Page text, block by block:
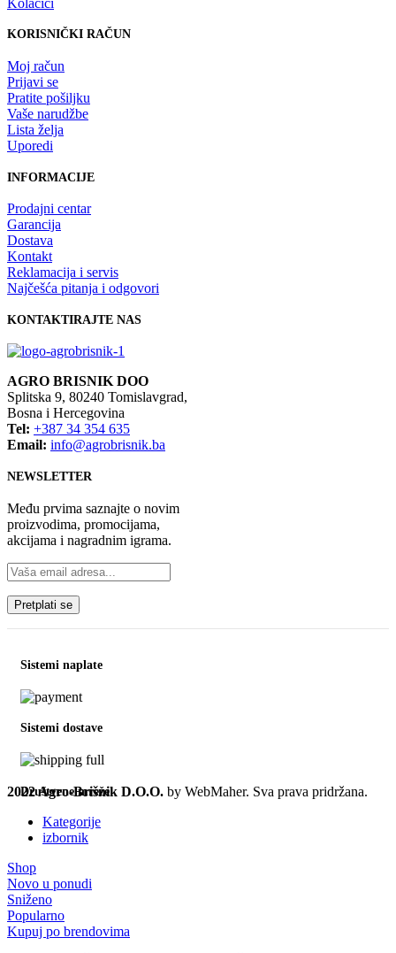
KORISNIČKI RAČUN
Moj račun
Prijavi se
Pratite pošiljku
Vaše narudžbe
Lista želja
Uporedi
INFORMACIJE
Prodajni centar
Garancija
Dostava
Kontakt
Reklamacija i servis
Najčešća pitanja i odgovori
KONTAKTIRAJTE NAS
AGRO BRISNIK DOO
Splitska 9, 80240 Tomislavgrad,
Bosna i Hercegovina
Tel: +387 34 354 635
Email: info@agrobrisnik.ba
NEWSLETTER
Među prvima saznajte o novim
proizvodima, promocijama,
akcijama i nagradnim igrama.
Sistemi naplate
Sistemi dostave
Društvene mreže
2022 Agro-Brišnik D.O.O. by WebMaher. Sva prava pridržana.
Kategorije
izbornik
Shop
Novo u ponudi
Sniženo
Popularno
Kupuj po brendovima